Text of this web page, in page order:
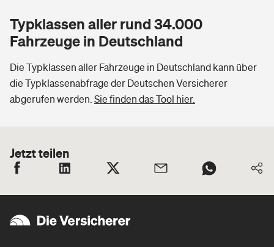
Typklassen aller rund 34.000
Fahrzeuge in Deutschland
Die Typklassen aller Fahrzeuge in Deutschland kann über
die Typklassenabfrage der Deutschen Versicherer
abgerufen werden. Sie finden das Tool hier.
Jetzt teilen